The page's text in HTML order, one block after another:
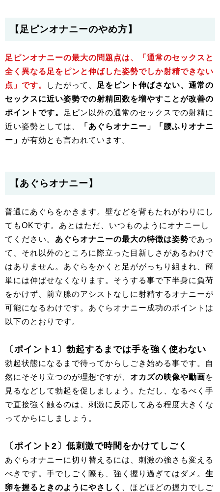
【足ピンオナニーのやめ方】
足ピンオナニーの最大の問題点は、「通常のセックスと
全く異なる足をピンと伸ばした姿勢でしか射精できない
点」です。
したがって、
足をピント伸ばさない、通常の
セックスに近い姿勢での射精回数を増やすことが改善の
ポイントです。
足ピン以外の通常のセックスでの射精に
近い姿勢としては、
「あぐらオナニー」「腰ふりオナニ
ー」 が有効とも言われています。
【あぐらオナニー】
普通にあぐらをかきます。壁などを背もたれがわりにし
てもOKです。あとはただ、いつものようにオナニーし
てください。 あぐらオナニーの最大の特徴は姿勢であっ
て、それ以外のところに際立った目新しさがあるわけで
はありません。あぐらをかくと足ががっちり組まれ、簡
単には伸ばせなくなります。そうする事で下半身に負荷
をかけず、前立腺のアシストなしに射精するオナニーが
可能になるわけです。あぐらオナニー成功のポイントは
以下のとおりです。
〔ポイント1〕勃起するまでは手を強く使わない
勃起状態になるまで待ってからしごき始める事です。自
然にそそり立つのが理想ですが、 オカズの映像や動画を
見るなどして勃起を促しましょう。ただし、なるべく手
で直接強く触るのは、刺激に反応してある程度大きくな
ってからにしましょう。
〔ポイント2〕低刺激で時間をかけてしごく
あぐらオナニーに切り替えるには、刺激の強さも変える
べきです。手でしごく際も、強く握り過ぎてはダメ。 生
卵を握るときのようにやさしく
、ほどほどの握力でしご